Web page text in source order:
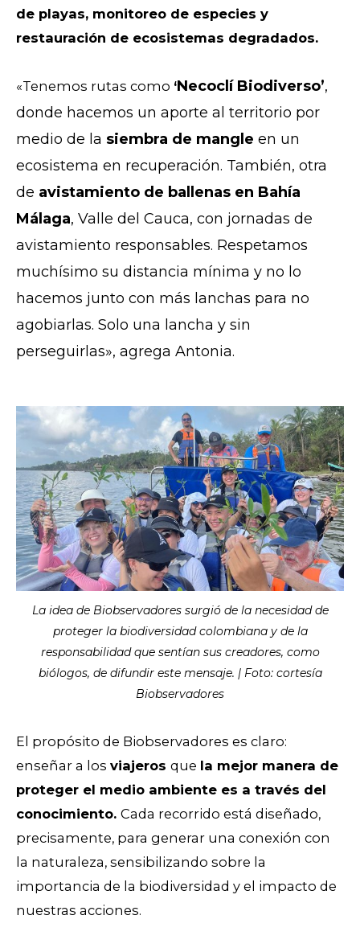
de playas, monitoreo de especies y
restauración de ecosistemas degradados.
«Tenemos rutas como ‘Necoclí Biodiverso’,
donde hacemos un aporte al territorio por
medio de la siembra de mangle en un
ecosistema en recuperación. También, otra
de avistamiento de ballenas en Bahía
Málaga, Valle del Cauca, con jornadas de
avistamiento responsables. Respetamos
muchísimo su distancia mínima y no lo
hacemos junto con más lanchas para no
agobiarlas. Solo una lancha y sin
perseguirlas», agrega Antonia.
La idea de Biobservadores surgió de la necesidad de
proteger la biodiversidad colombiana y de la
responsabilidad que sentían sus creadores, como
biólogos, de difundir este mensaje. | Foto: cortesía
Biobservadores
El propósito de Biobservadores es claro:
enseñar a los viajeros que la mejor manera de
proteger el medio ambiente es a través del
conocimiento. Cada recorrido está diseñado,
precisamente, para generar una conexión con
la naturaleza, sensibilizando sobre la
importancia de la biodiversidad y el impacto de
nuestras acciones.